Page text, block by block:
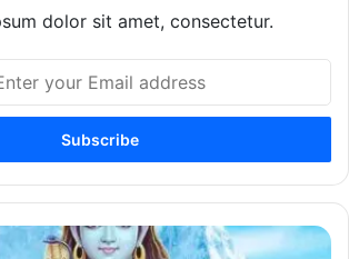
dolor sit amet, consectetur.